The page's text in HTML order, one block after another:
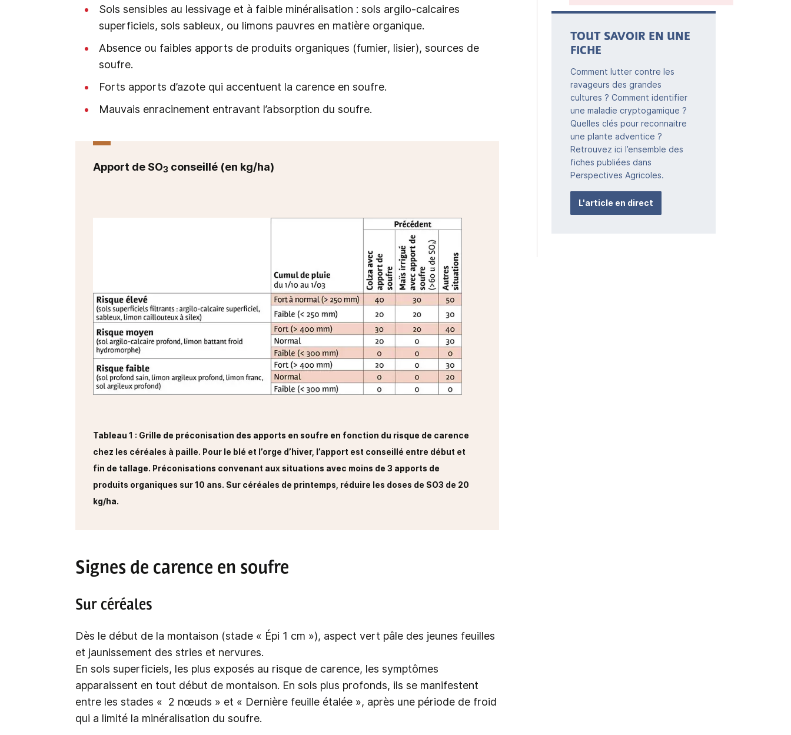
Sols sensibles au lessivage et à faible minéralisation : sols argilo-calcaires
superficiels, sols sableux, ou limons pauvres en matière organique.
Absence ou faibles apports de produits organiques (fumier, lisier), sources de
soufre.
Forts apports d’azote qui accentuent la carence en soufre.
Mauvais enracinement entravant l’absorption du soufre.
Apport de SO3 conseillé (en kg/ha)
Tableau 1 : Grille de préconisation des apports en soufre en fonction du risque de carence
chez les céréales à paille. Pour le blé et l’orge d’hiver, l’apport est conseillé entre début et
fin de tallage. Préconisations convenant aux situations avec moins de 3 apports de
produits organiques sur 10 ans. Sur céréales de printemps, réduire les doses de SO3 de 20
kg/ha.
Signes de carence en soufre
Sur céréales
Dès le début de la montaison (stade « Épi 1 cm »), aspect vert pâle des jeunes feuilles
et jaunissement des stries et nervures.
En sols superficiels, les plus exposés au risque de carence, les symptômes
apparaissent en tout début de montaison. En sols plus profonds, ils se manifestent
entre les stades « 2 nœuds » et « Dernière feuille étalée », après une période de froid
qui a limité la minéralisation du soufre.
TOUT SAVOIR EN UNE
FICHE
Comment lutter contre les
ravageurs des grandes
cultures ? Comment identifier
une maladie cryptogamique ?
Quelles clés pour reconnaitre
une plante adventice ?
Retrouvez ici l’ensemble des
fiches publiées dans
Perspectives Agricoles.
L'article en direct